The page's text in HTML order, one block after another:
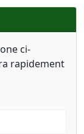
ci-
rapidement